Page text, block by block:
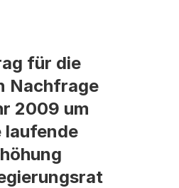
für die
Nachfrage
2009 um
laufende